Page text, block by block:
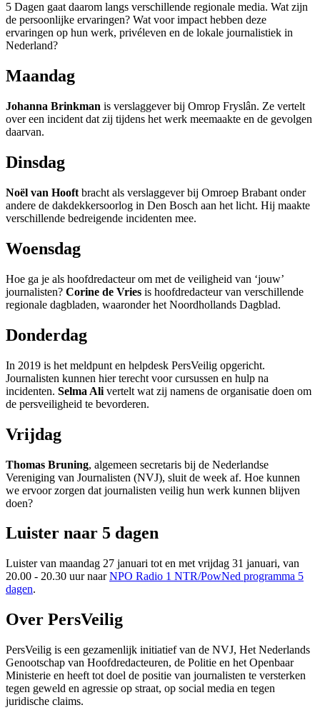
5 Dagen gaat daarom langs verschillende regionale media. Wat zijn
de persoonlijke ervaringen? Wat voor impact hebben deze
ervaringen op hun werk, privéleven en de lokale journalistiek in
Nederland?
Maandag
Johanna Brinkman is verslaggever bij Omrop Fryslân. Ze vertelt
over een incident dat zij tijdens het werk meemaakte en de gevolgen
daarvan.
Dinsdag
Noël van Hooft bracht als verslaggever bij Omroep Brabant onder
andere de dakdekkersoorlog in Den Bosch aan het licht. Hij maakte
verschillende bedreigende incidenten mee.
Woensdag
Hoe ga je als hoofdredacteur om met de veiligheid van ‘jouw’
journalisten? Corine de Vries is hoofdredacteur van verschillende
regionale dagbladen, waaronder het Noordhollands Dagblad.
Donderdag
In 2019 is het meldpunt en helpdesk PersVeilig opgericht.
Journalisten kunnen hier terecht voor cursussen en hulp na
incidenten. Selma Ali vertelt wat zij namens de organisatie doen om
de persveiligheid te bevorderen.
Vrijdag
Thomas Bruning, algemeen secretaris bij de Nederlandse
Vereniging van Journalisten (NVJ), sluit de week af. Hoe kunnen
we ervoor zorgen dat journalisten veilig hun werk kunnen blijven
doen?
Luister naar 5 dagen
Luister van maandag 27 januari tot en met vrijdag 31 januari, van
20.00 - 20.30 uur naarNPO Radio 1 NTR/PowNed programma 5
dagen.
Over PersVeilig
PersVeilig is een gezamenlijk initiatief van de NVJ, Het Nederlands
Genootschap van Hoofdredacteuren, de Politie en het Openbaar
Ministerie en heeft tot doel de positie van journalisten te versterken
tegen geweld en agressie op straat, op social media en tegen
juridische claims.